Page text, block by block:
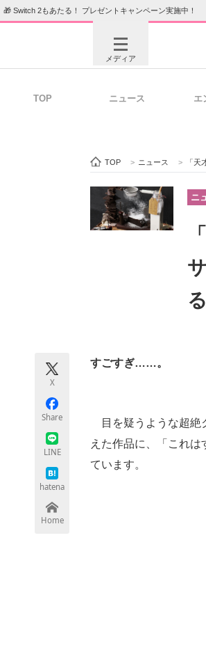
🎁 Switch 2もあたる！ プレゼントキャンペーン実施中！
メディア
ビジネスと働き方のヒ
TOP ニュース エ
TOP > ニュース > 「
ニ
X
Share
LINE
hatena
Home
すごすぎ……。
目を疑うような超絶
えた作品に、「これ
ています。